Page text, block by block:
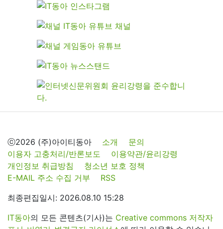
ⓒ2026 (주)아이티동아 소개
문의
이용자 고충처리/반론보도
이용약관/윤리강령
개인정보 취급방침
청소년 보호 정책
E-MAIL 주소 수집 거부
RSS
최종편집일시: 2026.08.10 15:28
IT동아의 모든 콘텐츠(기사)는 Creative commons 저작자